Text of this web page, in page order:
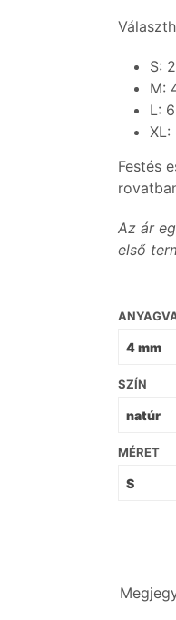
S:
M:
L:
Festés
Az ár
első
SZÍN
MÉRET